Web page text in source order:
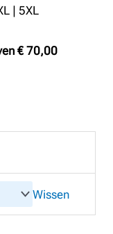
| 5XL
€ 70,00
Wissen